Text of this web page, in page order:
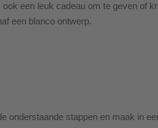
een leuk cadeau om te geven of
een blanco ontwerp.
onderstaande stappen en maak in